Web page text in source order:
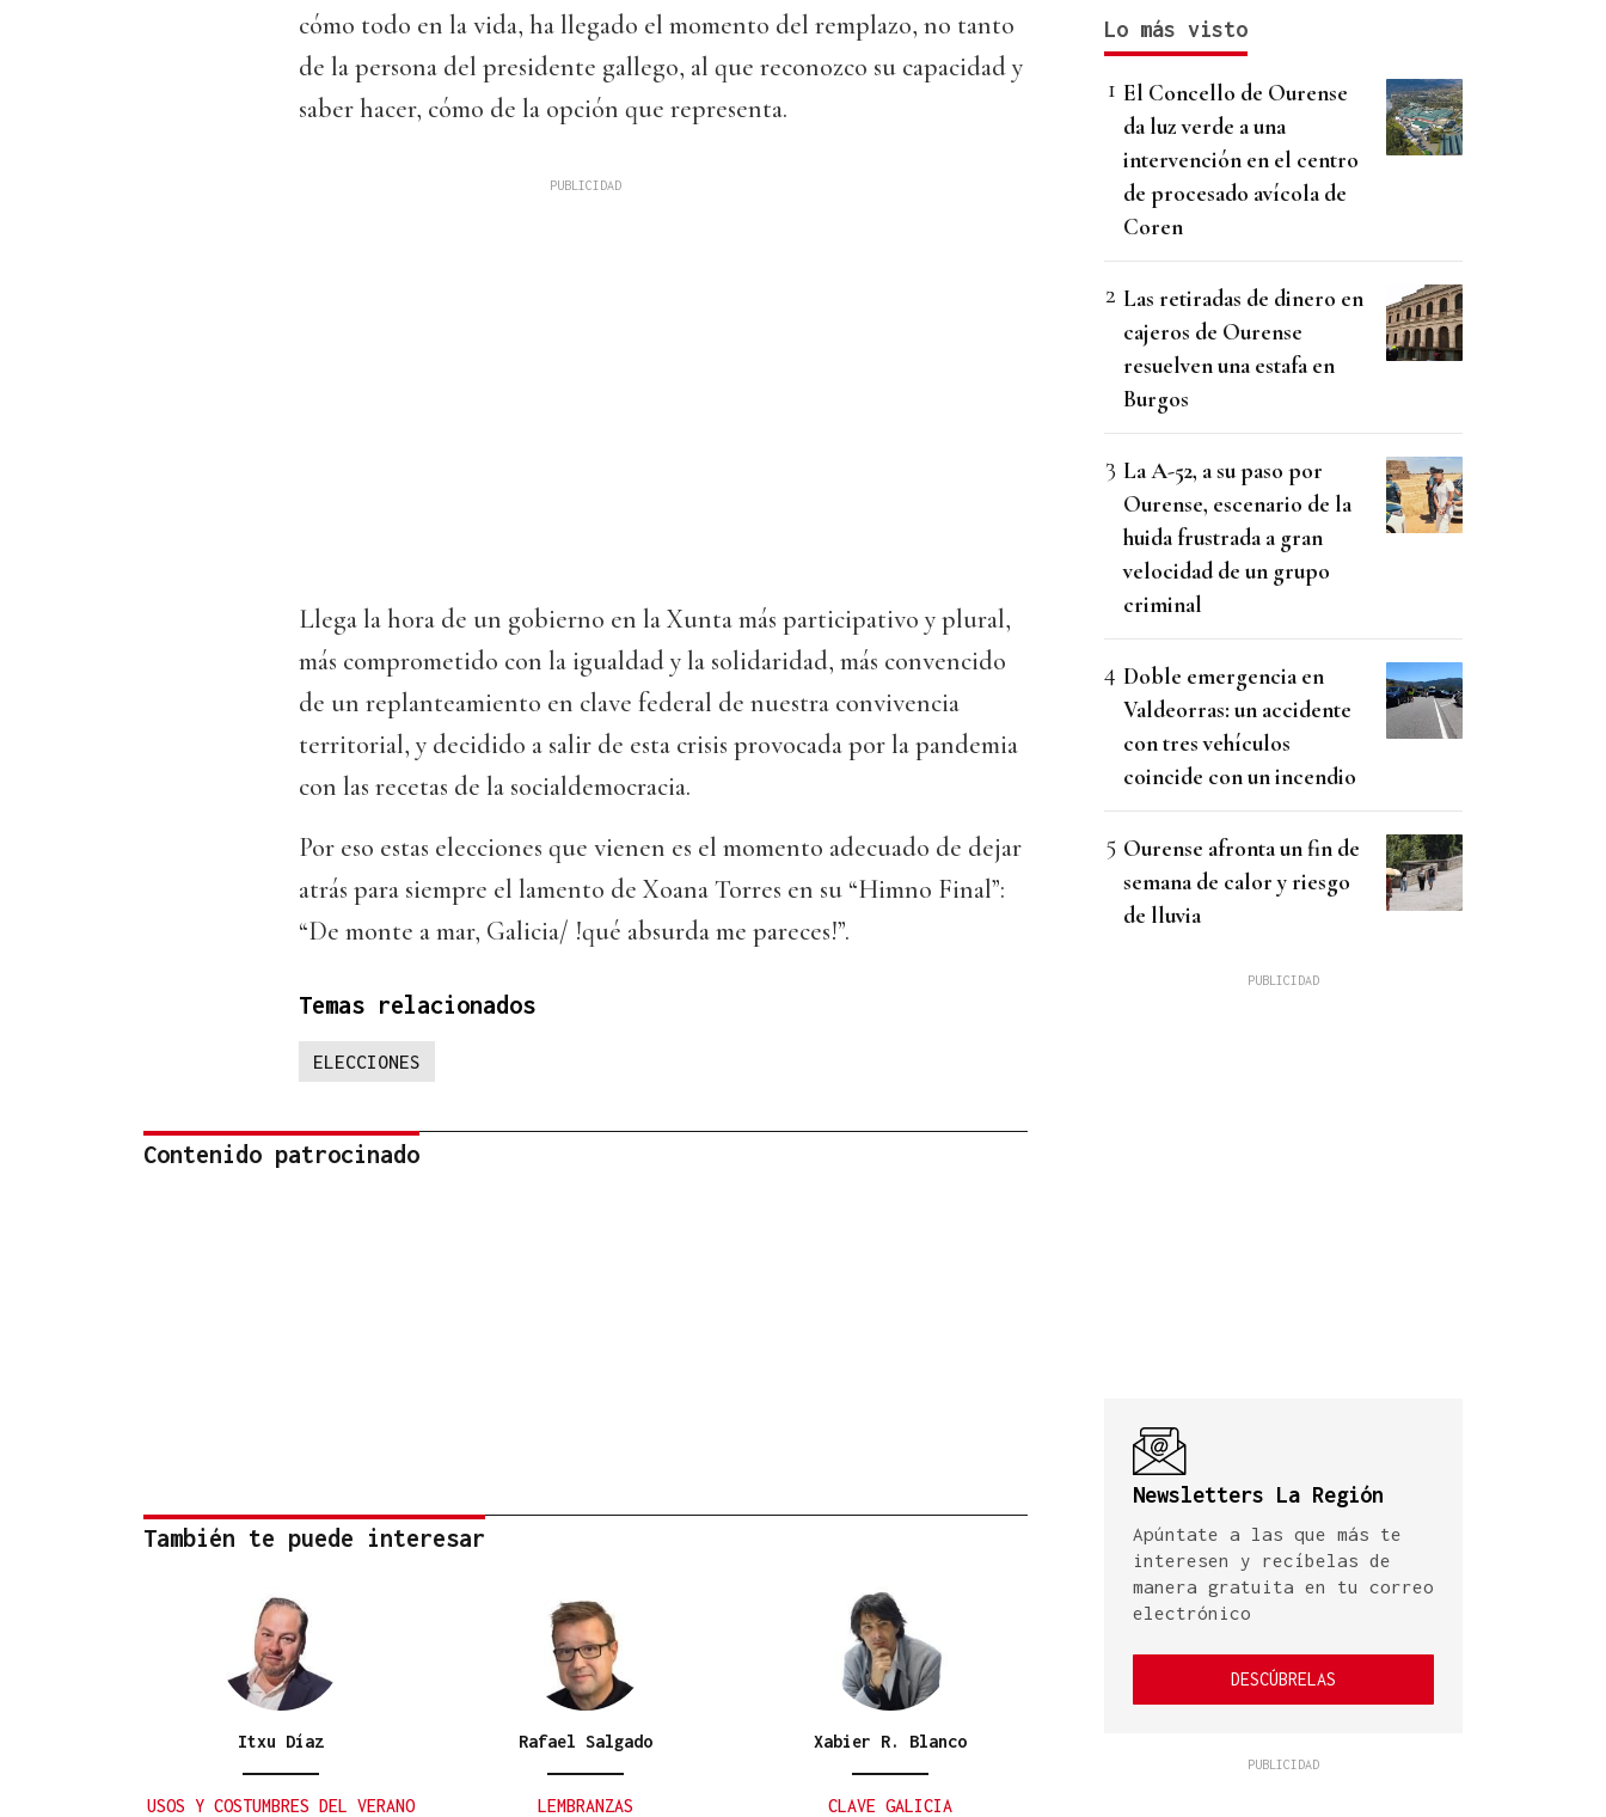
cómo todo en la vida, ha llegado el momento del remplazo, no tanto
de la persona del presidente gallego, al que reconozco su capacidad y
saber hacer, cómo de la opción que representa.
Llega la hora de un gobierno en la Xunta más participativo y plural,
más comprometido con la igualdad y la solidaridad, más convencido
de un replanteamiento en clave federal de nuestra convivencia
territorial, y decidido a salir de esta crisis provocada por la pandemia
con las recetas de la socialdemocracia.
Por eso estas elecciones que vienen es el momento adecuado de dejar
atrás para siempre el lamento de Xoana Torres en su “Himno Final”:
“De monte a mar, Galicia/ !qué absurda me pareces!”.
Temas relacionados
ELECCIONES
Contenido patrocinado
También te puede interesar
Itxu Díaz
USOS Y COSTUMBRES DEL VERANO
Rafael Salgado
LEMBRANZAS
Xabier R. Blanco
CLAVE GALICIA
Lo más visto
El Concello de Ourense
da luz verde a una
intervención en el centro
de procesado avícola de
Coren
Las retiradas de dinero en
cajeros de Ourense
resuelven una estafa en
Burgos
La A-52, a su paso por
Ourense, escenario de la
huida frustrada a gran
velocidad de un grupo
criminal
Doble emergencia en
Valdeorras: un accidente
con tres vehículos
coincide con un incendio
Ourense afronta un fin de
semana de calor y riesgo
de lluvia
Newsletters La Región
Apúntate a las que más te
interesen y recíbelas de
manera gratuita en tu correo
electrónico
DESCÚBRELAS